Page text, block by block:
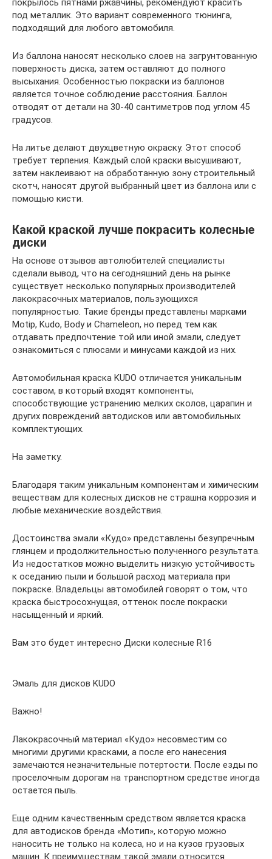
покрылось пятнами ржавчины, рекомендуют красить
под металлик. Это вариант современного тюнинга,
подходящий для любого автомобиля.
Из баллона наносят несколько слоев на загрунтованную
поверхность диска, затем оставляют до полного
высыхания. Особенностью покраски из баллонов
является точное соблюдение расстояния. Баллон
отводят от детали на 30-40 сантиметров под углом 45
градусов.
На литье делают двухцветную окраску. Этот способ
требует терпения. Каждый слой краски высушивают,
затем наклеивают на обработанную зону строительный
скотч, наносят другой выбранный цвет из баллона или с
помощью кисти.
Какой краской лучше покрасить колесные
диски
На основе отзывов автолюбителей специалисты
сделали вывод, что на сегодняшний день на рынке
существует несколько популярных производителей
лакокрасочных материалов, пользующихся
популярностью. Такие бренды представлены марками
Motip, Kudo, Body и Chameleon, но перед тем как
отдавать предпочтение той или иной эмали, следует
ознакомиться с плюсами и минусами каждой из них.
Автомобильная краска KUDO отличается уникальным
составом, в который входят компоненты,
способствующие устранению мелких сколов, царапин и
других повреждений автодисков или автомобильных
комплектующих.
На заметку.
Благодаря таким уникальным компонентам и химическим
веществам для колесных дисков не страшна коррозия и
любые механические воздействия.
Достоинства эмали «Кудо» представлены безупречным
глянцем и продолжительностью полученного результата.
Из недостатков можно выделить низкую устойчивость
к оседанию пыли и большой расход материала при
покраске. Владельцы автомобилей говорят о том, что
краска быстросохнущая, оттенок после покраски
насыщенный и яркий.
Вам это будет интересно Диски колесные R16
Эмаль для дисков KUDO
Важно!
Лакокрасочный материал «Кудо» несовместим со
многими другими красками, а после его нанесения
замечаются незначительные потертости. После езды по
проселочным дорогам на транспортном средстве иногда
остается пыль.
Еще одним качественным средством является краска
для автодисков бренда «Мотип», которую можно
наносить не только на колеса, но и на кузов грузовых
машин. К преимуществам такой эмали относится